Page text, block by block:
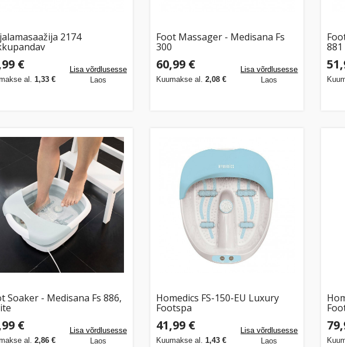
2174
€
al. 1,33 €
Lisa võrdlusesse
Laos
Foot Massager - Medisana Fs
300
60,99 €
Kuumakse al. 2,08 €
Lisa võrdlusesse
Laos
881
Soaker - Medisana Fs 886,
€
al. 2,86 €
Lisa võrdlusesse
Laos
Homedics FS-150-EU Luxury
Footspa
41,99 €
Kuumakse al. 1,43 €
Lisa võrdlusesse
Laos